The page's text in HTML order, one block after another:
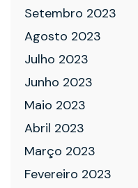
Setembro 2023
Agosto 2023
Julho 2023
Junho 2023
Maio 2023
Abril 2023
Março 2023
Fevereiro 2023